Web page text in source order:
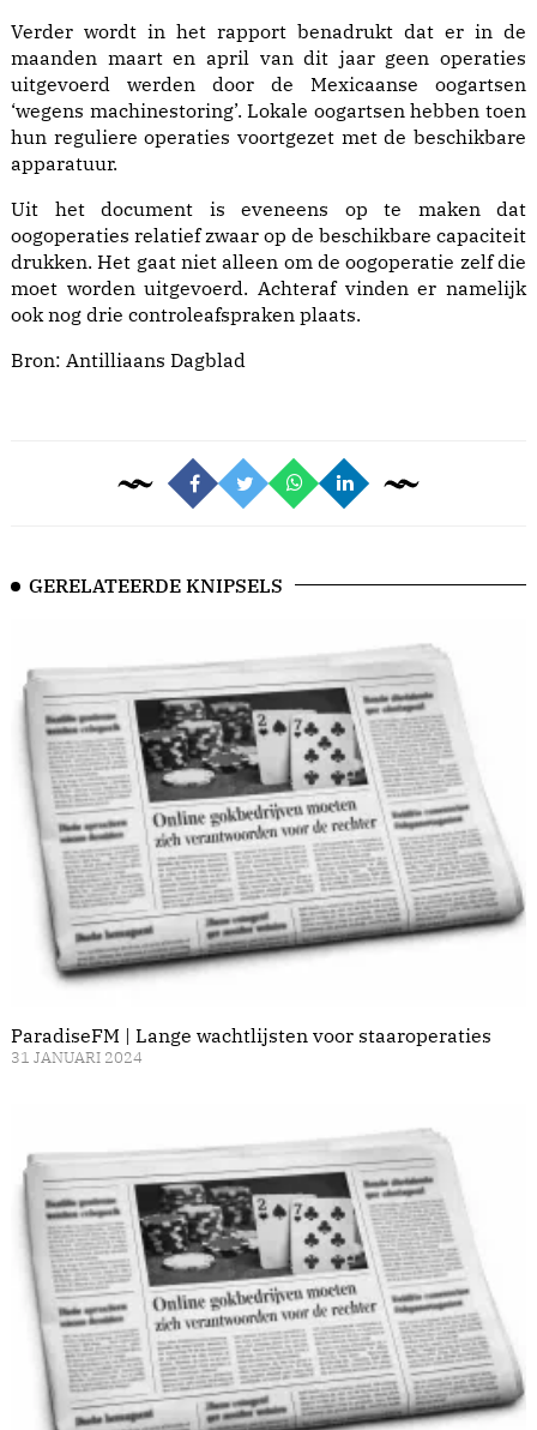
Verder wordt in het rapport benadrukt dat er in de
maanden maart en april van dit jaar geen operaties
uitgevoerd werden door de Mexicaanse oogartsen
‘wegens machinestoring’. Lokale oogartsen hebben toen
hun reguliere operaties voortgezet met de beschikbare
apparatuur.
Uit het document is eveneens op te maken dat
oogoperaties relatief zwaar op de beschikbare capaciteit
drukken. Het gaat niet alleen om de oogoperatie zelf die
moet worden uitgevoerd. Achteraf vinden er namelijk
ook nog drie controleafspraken plaats.
Bron: Antilliaans Dagblad
GERELATEERDE KNIPSELS
ParadiseFM | Lange wachtlijsten voor staaroperaties
31 JANUARI 2024